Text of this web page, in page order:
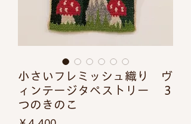
小さいフレミッシュ織り ヴ
ィンテージタペストリー 3
つのきのこ
価